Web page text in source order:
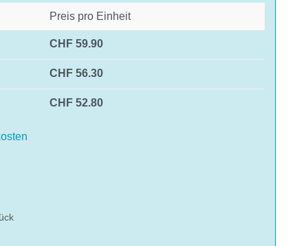
Preis pro Einheit
CHF 59.90
CHF 56.30
CHF 52.80